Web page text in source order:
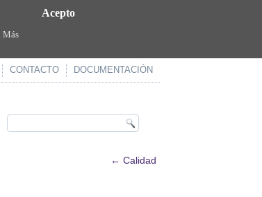
Más
Acepto
CONTACTO DOCUMENTACIÓN
← Calidad